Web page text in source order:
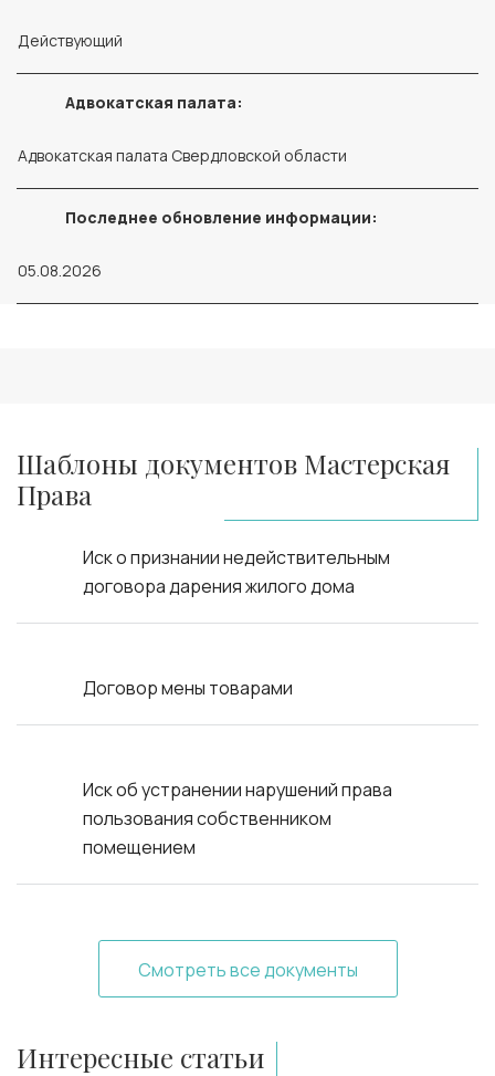
Действующий
Адвокатская палата:
Адвокатская палата Свердловской области
Последнее обновление информации:
05.08.2026
Шаблоны документов Мастерская
Права
Иск о признании недействительным
договора дарения жилого дома
Договор мены товарами
Иск об устранении нарушений права
пользования собственником
помещением
Смотреть все документы
Интересные статьи